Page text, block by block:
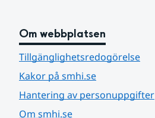
Om webbplatsen
Tillgänglighetsredogörelse
Kakor på smhi.se
Hantering av personuppgifter
Om smhi.se